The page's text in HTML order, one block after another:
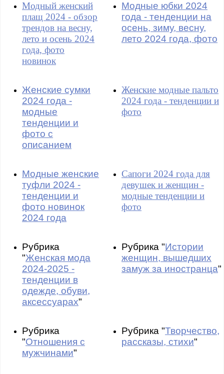
Модный женский
плащ 2024 - обзор
трендов на весну,
лето и осень 2024
года, фото
новинок
Модные юбки 2024
года - тенденции на
осень, зиму, весну,
лето 2024 года, фото
Женские сумки
2024 года -
модные
тенденции и
фото с
описанием
Женские модные пальто
2024 года - тенденции и
фото
Модные женские
туфли 2024 -
тенденции и
фото новинок
2024 года
Сапоги 2024 года для
девушек и женщин -
модные тенденции и
фото
Рубрика
"Женская мода
2024-2025 -
тенденции в
одежде, обуви,
аксессуарах"
Рубрика "Истории
женщин, вышедших
замуж за иностранца"
Рубрика
"Отношения с
мужчинами"
Рубрика "Творчество,
рассказы, стихи"